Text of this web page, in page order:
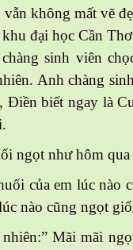
không mất vẽ
đại học Cần
sinh viên
Anh chàng
Điền biết ngay là
ngọt như hôm qua
của em lúc nào
nào cũng ngọt
Mãi mãi